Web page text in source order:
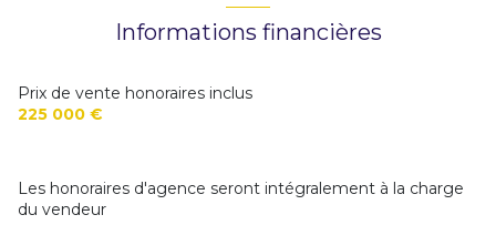
Informations financières
Prix de vente honoraires inclus
225 000 €
Les honoraires d'agence seront intégralement à la charge
du vendeur